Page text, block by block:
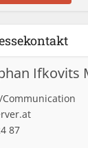
Ifkovits
87